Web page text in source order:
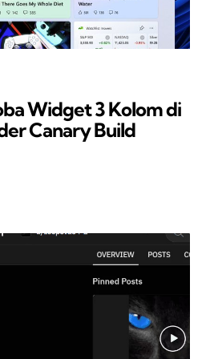
Widget 3 Kolom di
Canary Build